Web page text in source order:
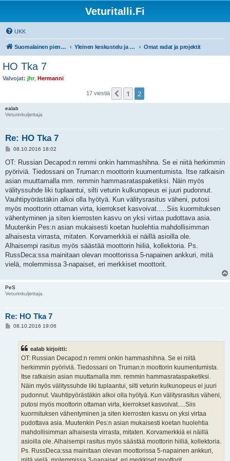
Veturitalli.Fi
UKK
Suomalainen pienoisrautatiefoorumi Yleinen keskustelu ja muut mittakaavat Omat radat ja projektit
HO Tka 7
Valvojat: jhr, Hermanni
17 viestiä Edellinen
1 2
ealab
Veturinkuljettaja
Re: HO Tka 7
V
e
t
i
08.10.2016 18:02
OT: Russian Decapod:n remmi onkin hammashihna. Se ei niitä herkimmin
pyöriviä. Tiedossani on Truman:n moottorin kuumentumista. Itse ratkaisin
asian muuttamalla mm. remmin hammasrataspaketiksi. Näin myös
välityssuhde liki tuplaantui, silti veturin kulkunopeus ei juuri pudonnut.
Vauhtipyörästäkin alkoi olla hyötyä. Kun välitysrasitus väheni, putosi
myös moottorin ottaman virta, kierrokset kasvoivat.....Siis kuormituksen
vähentyminen ja siten kierrosten kasvu on yksi virtaa pudottava asia.
Muutenkin Pes:n asian mukaisesti koetan huolehtia mahdollisimman
alhaisesta virrasta, mitaten. Korvamerkkiä ei näillä asioilla ole.
Alhaisempi rasitus myös säästää moottorin hiiliä, kollektoria. Ps.
RussDeca:ssa mainitaan olevan moottorissa 5-napainen ankkuri, mitä
vielä, molemmissa 3-napaiset, eri merkkiset moottorit.
PeS
Veturinkuljettaja
Re: HO Tka 7
V08.10.2016 19:06
ealab kirjoitti:
OT: Russian Decapod:n remmi onkin hammashihna. Se ei niitä
herkimmin pyöriviä. Tiedossani on Truman:n moottorin kuumentumista.
Itse ratkaisin asian muuttamalla mm. remmin hammasrataspaketiksi.
Näin myös välityssuhde liki tuplaantui, silti veturin kulkunopeus ei juuri
pudonnut. Vauhtipyörästäkin alkoi olla hyötyä. Kun välitysrasitus väheni,
putosi myös moottorin ottaman virta, kierrokset kasvoivat.....Siis
kuormituksen vähentyminen ja siten kierrosten kasvu on yksi virtaa
pudottava asia. Muutenkin Pes:n asian mukaisesti koetan huolehtia
mahdollisimman alhaisesta virrasta, mitaten. Korvamerkkiä ei näillä
asioilla ole. Alhaisempi rasitus myös säästää moottorin hiiliä, kollektoria.
Ps. RussDeca:ssa mainitaan olevan moottorissa 5-napainen ankkuri,